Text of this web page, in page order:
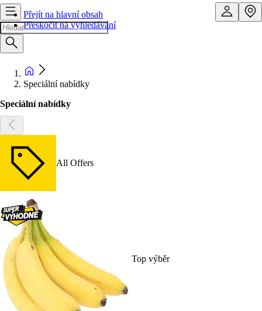
Přejít na hlavní obsah
Přeskočit na vyhledávání
Speciální nabídky
Speciální nabídky
All Offers
Top výběr